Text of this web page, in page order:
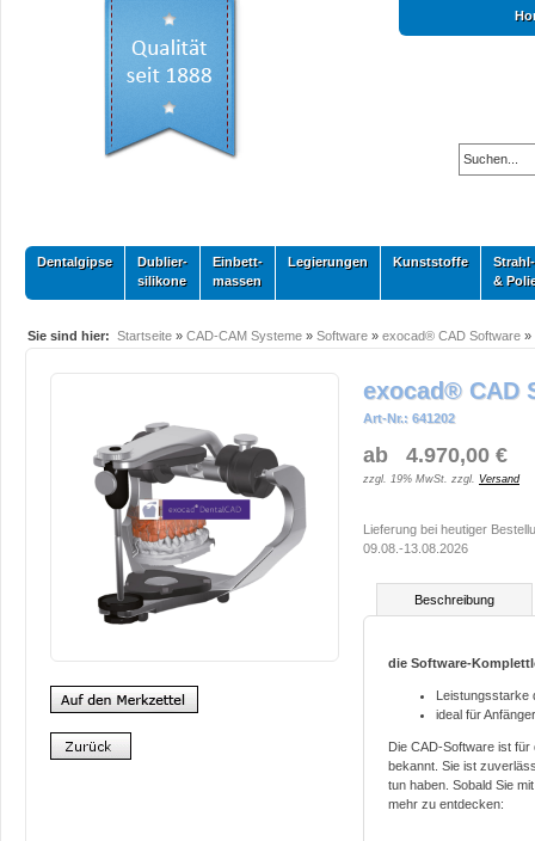
Dentalgipse
Dublier-
silikone
Einbett-
massen
Legierungen Kunststoffe
Strahl-
&
Sie sind hier: Startseite » CAD-CAM Systeme » Software » exocad® CAD Software »
exocad® CAD
Art-Nr.: 641202
ab 4.970,00 €
zzgl. 19% MwSt. zzgl. Versand
Lieferung bei heutiger
09.08.-13.08.2026
Beschreibung
die Software-
Leistungsstarke
ideal für
Die CAD-Software ist
bekannt. Sie ist
tun haben. Sobald Sie
mehr zu entdecken: